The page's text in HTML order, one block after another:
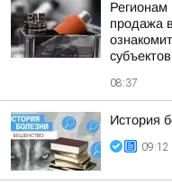
продажа
субъектов
08:37
История
09:12